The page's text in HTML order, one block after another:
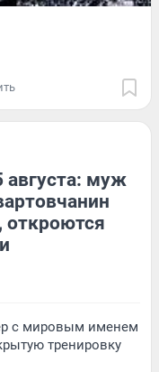
муж
откроются
с мировым именем
тренировку